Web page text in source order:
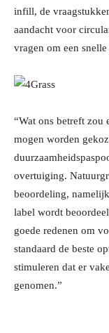
infill, de
aandacht voor
vragen om een
“Wat ons betreft
mogen worden
overtuiging.
beoordeling,
label wordt
goede redenen om
standaard de beste
stimuleren dat er
genomen.”